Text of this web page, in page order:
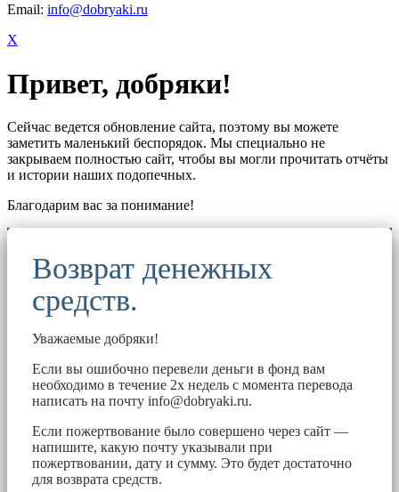
Email: info@dobryaki.ru
X
Привет, добряки!
Сейчас ведется обновление сайта, поэтому вы можете
заметить маленький беспорядок. Мы специально не
закрываем полностью сайт, чтобы вы могли прочитать отчёты
и истории наших подопечных.
Благодарим вас за понимание!
Возврат денежных
средств.
Уважаемые добряки!
Если вы ошибочно перевели деньги в фонд вам
необходимо в течение 2х недель с момента перевода
написать на почту info@dobryaki.ru.
Если пожертвование было совершено через сайт —
напишите, какую почту указывали при
пожертвовании, дату и сумму. Это будет достаточно
для возврата средств.